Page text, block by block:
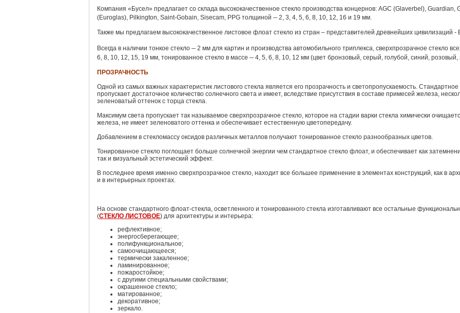
Компания «Бусел» предлагает со склада высококачественное стекло производства концернов: AGC (Glaverbel), Guardian,
(Euroglas), Pilkington, Saint-Gobain, Sisecam, PPG толщиной – 2, 3, 4, 5, 6, 8, 10, 12, 16 и 19 мм.
Также мы предлагаем высококачественное листовое флоат стекло из стран – представителей древнейших цивилизаций -
Всегда в наличии тонкое стекло – 2 мм для картин и производства автомобильного триплекса, сверхпрозрачное стекло
6, 8, 10, 12, 15, 19 мм, тонированное стекло в массе – 4, 5, 6, 8, 10, 12 мм (цвет бронзовый, серый, голубой, синий, розовый,
ПРОЗРАЧНОСТЬ
Одной из самых важных характеристик листового стекла является его прозрачность и светопропускаемость.
пропускает достаточное количество солнечного света и имеет, вследствие присутствия в составе примесей железа,
зеленоватый оттенок с торца стекла.
Максимум света пропускает так называемое сверхпрозрачное стекло, которое на стадии варки стекла химически
железа, не имеет зеленоватого оттенка и обеспечивает естественную цветопередачу.
Добавлением в стекломассу оксидов различных металлов получают тонированное стекло разнообразных цветов.
Тонированное стекло поглощает больше солнечной энергии чем стандартное стекло флоат, и обеспечивает как
так и визуальный эстетический эффект.
В последнее время именно сверхпрозрачное стекло, находит все большее применение в элементах конструкций, как в
и в интерьерных проектах.
На основе стандартного флоат-стекла, осветленного и тонированного стекла изготавливают все остальные
(СТЕКЛО ЛИСТОВОЕ) для архитектуры и интерьера:
рефлективное;
энергосберегающее;
полифункциональное;
самоочищающееся;
термически закаленное;
ламинированное;
пожаростойкое;
с другими специальными свойствами;
окрашенное стекло;
матированное;
декоративное;
зеркало.